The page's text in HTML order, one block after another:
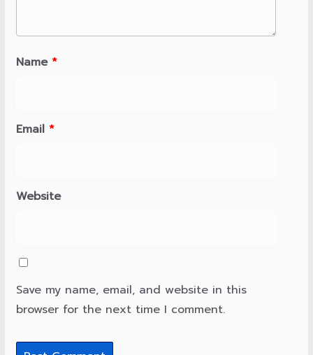
Name *
Email *
Website
Save my name, email, and website in this
browser for the next time I comment.